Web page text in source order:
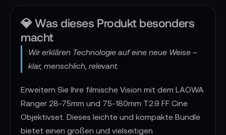
💎 Was dieses Produkt besonders
macht
Wir erklären Technologie auf eine neue Weise –
klar, menschlich, relevant.
Erweitern Sie Ihre filmische Vision mit dem LAOWA
Ranger 28-75mm und 75-180mm T2.9 FF Cine
Objektivset. Dieses leichte und kompakte Bundle
bietet einen großen und vielseitigen